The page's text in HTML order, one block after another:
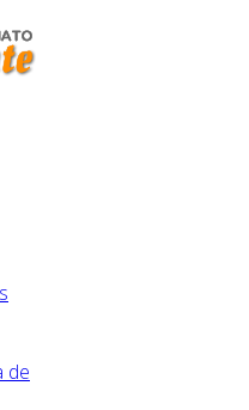
de